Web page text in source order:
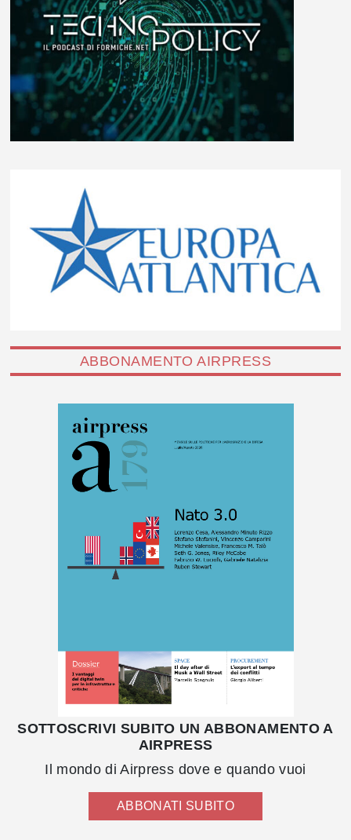
ABBONAMENTO AIRPRESS
SOTTOSCRIVI SUBITO UN ABBONAMENTO A
AIRPRESS
Il mondo di Airpress dove e quando vuoi
ABBONATI SUBITO